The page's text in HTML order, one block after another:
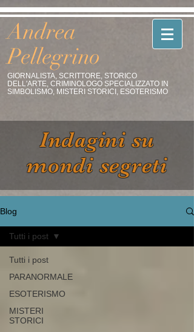
Andrea
Pellegrino
GIORNALISTA, SCRITTORE, STORICO
DELL'ARTE, CRIMINOLOGO SPECIALIZZATO IN
SIMBOLISMO, MISTERI STORICI, ESOTERISMO
Indagini su
mondi segreti
Blog
Tutti i post
PARANORMALE
ESOTERISMO
MISTERI
STORICI
Tutti i post